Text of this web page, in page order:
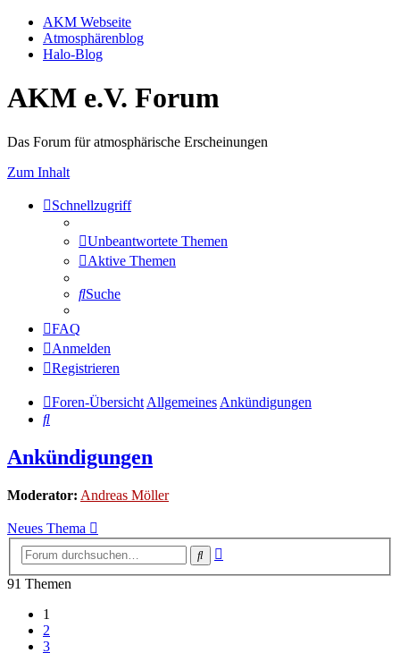
AKM Webseite
Atmosphärenblog
Halo-Blog
AKM e.V. Forum
Das Forum für atmosphärische Erscheinungen
Zum Inhalt
Schnellzugriff
Unbeantwortete Themen
Aktive Themen
Suche
FAQ
Anmelden
Registrieren
Foren-Übersicht Allgemeines Ankündigungen
Suche
Ankündigungen
Moderator: Andreas Möller
Neues Thema
Suche
91 Themen
1
2
3